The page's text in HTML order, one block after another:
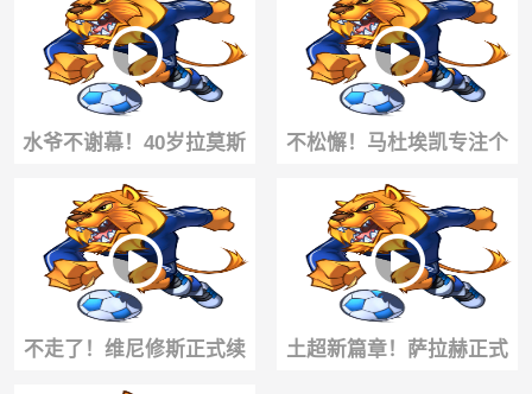
粉色！
水爷不谢幕！40岁拉莫斯
坚持训练，仍渴望继续征
战赛场！
不松懈！马杜埃凯专注个
人训练！新赛季期待大放
异彩！
不走了！维尼修斯正式续
土超新篇章！萨拉赫正式